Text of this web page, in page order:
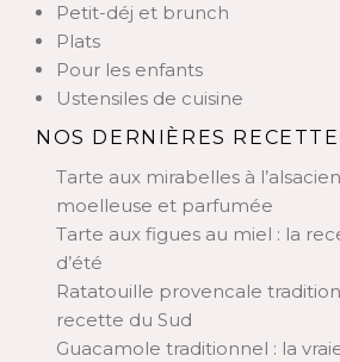
Petit-déj et brunch
Plats
Pour les enfants
Ustensiles de cuisine
NOS DERNIÈRES
Tarte aux mirabelles à
moelleuse et parfumée
Tarte aux figues au miel : la
d’été
Ratatouille provencale
recette du Sud
Guacamole traditionnel : la